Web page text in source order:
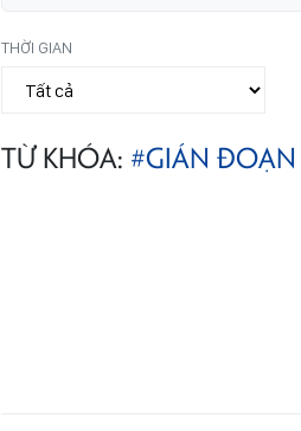
THỜI GIAN
TỪ KHÓA: #GIÁN ĐOẠN